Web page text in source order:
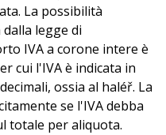
La possibilità
legge di
IVA a corone intere è
cui l'IVA è indicata in
ossia al haléř. La
se l'IVA debba
totale per aliquota.